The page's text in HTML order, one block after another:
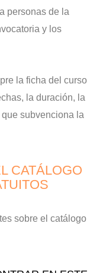
personas de la
y los
la ficha del curso
la duración, la
subvenciona la
CATÁLOGO
sobre el catálogo